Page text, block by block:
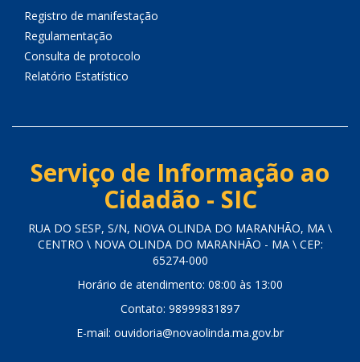
Registro de manifestação
Regulamentação
Consulta de protocolo
Relatório Estatístico
Serviço de Informação ao
Cidadão - SIC
RUA DO SESP, S/N, NOVA OLINDA DO MARANHÃO, MA \
CENTRO \ NOVA OLINDA DO MARANHÃO - MA \ CEP:
65274-000
Horário de atendimento: 08:00 às 13:00
Contato: 98999831897
E-mail: ouvidoria@novaolinda.ma.gov.br